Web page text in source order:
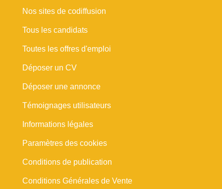
Nos sites de codiffusion
Tous les candidats
Toutes les offres d'emploi
Déposer un CV
Déposer une annonce
Témoignages utilisateurs
Informations légales
Paramètres des cookies
Conditions de publication
Conditions Générales de Vente